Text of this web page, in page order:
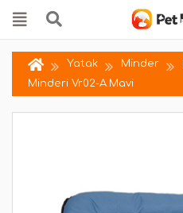
Yatak Minder
Minderi Vr02-A.Mavi